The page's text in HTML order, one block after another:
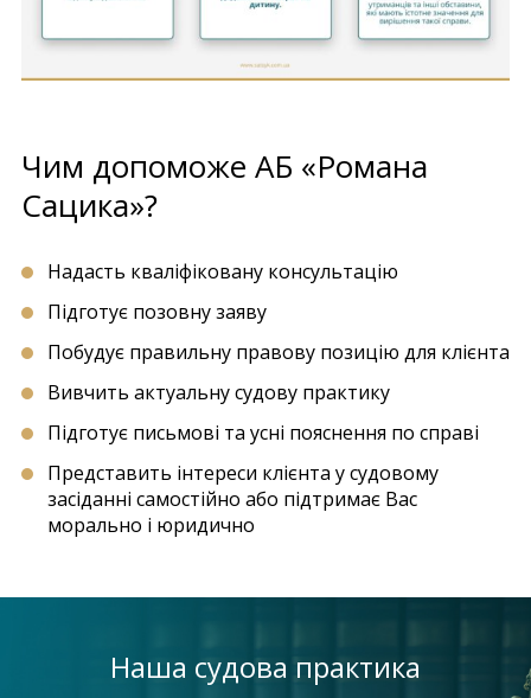
Чим допоможе АБ «Романа
Сацика»?
Надасть кваліфіковану консультацію
Підготує позовну заяву
Побудує правильну правову позицію для клієнта
Вивчить актуальну судову практику
Підготує письмові та усні пояснення по справі
Представить інтереси клієнта у судовому
засіданні самостійно або підтримає Вас
морально і юридично
Наша судова практика